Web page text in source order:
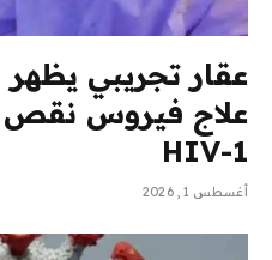
عقار تجريبي
علاج فيروس نقص
HIV-1
أغسطس 1, 2026